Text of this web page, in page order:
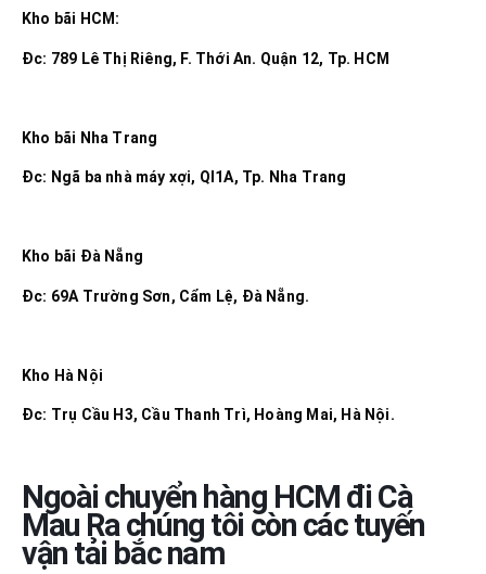
Kho bãi HCM:
Đc: 789 Lê Thị Riêng, F. Thới An. Quận 12, Tp. HCM
Kho bãi Nha Trang
Đc: Ngã ba nhà máy xợi, Ql1A, Tp. Nha Trang
Kho bãi Đà Nẵng
Đc: 69A Trường Sơn, Cẩm Lệ, Đà Nẵng.
Kho Hà Nội
Đc: Trụ Cầu H3, Cầu Thanh Trì, Hoàng Mai, Hà Nội.
Ngoài chuyển hàng HCM đi Cà
Mau Ra chúng tôi còn các tuyến
vận tải bắc nam